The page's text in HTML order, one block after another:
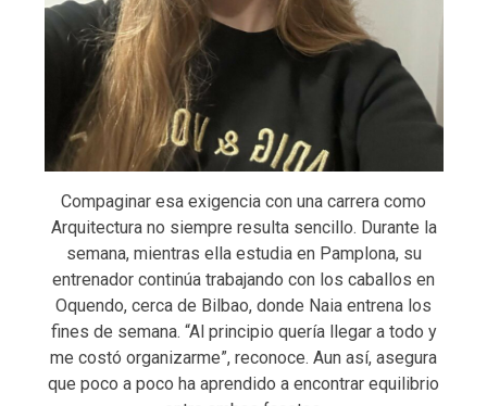
Compaginar esa exigencia con una carrera como
Arquitectura no siempre resulta sencillo. Durante la
semana, mientras ella estudia en Pamplona, su
entrenador continúa trabajando con los caballos en
Oquendo, cerca de Bilbao, donde Naia entrena los
fines de semana. “Al principio quería llegar a todo y
me costó organizarme”, reconoce. Aun así, asegura
que poco a poco ha aprendido a encontrar equilibrio